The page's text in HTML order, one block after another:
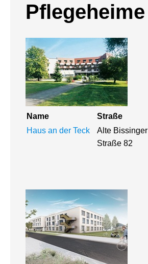
Pflegeheime
Name Straße
Haus an der Teck
Alte Bissinger
Straße 82